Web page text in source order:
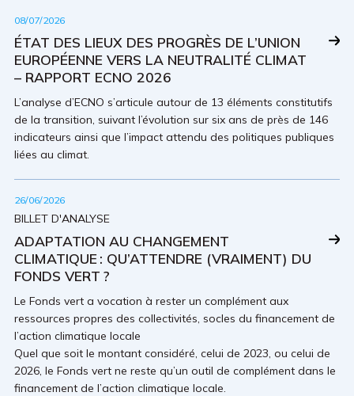
08/07/2026
ÉTAT DES LIEUX DES PROGRÈS DE L’UNION
EUROPÉENNE VERS LA NEUTRALITÉ CLIMAT
– RAPPORT ECNO 2026
L’analyse d’ECNO s’articule autour de 13 éléments constitutifs
de la transition, suivant l’évolution sur six ans de près de 146
indicateurs ainsi que l’impact attendu des politiques publiques
liées au climat.
26/06/2026
BILLET D'ANALYSE
ADAPTATION AU CHANGEMENT
CLIMATIQUE : QU’ATTENDRE (VRAIMENT) DU
FONDS VERT ?
Le Fonds vert a vocation à rester un complément aux
ressources propres des collectivités, socles du financement de
l’action climatique locale
Quel que soit le montant considéré, celui de 2023, ou celui de
2026, le Fonds vert ne reste qu’un outil de complément dans le
financement de l’action climatique locale.